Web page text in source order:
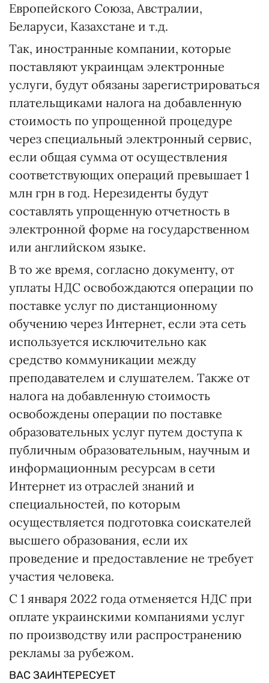
Европейского Союза, Австралии,
Беларуси, Казахстане и т.д.
Так, иностранные компании, которые
поставляют украинцам электронные
услуги, будут обязаны зарегистрироваться
плательщиками налога на добавленную
стоимость по упрощенной процедуре
через специальный электронный сервис,
если общая сумма от осуществления
соответствующих операций превышает 1
млн грн в год. Нерезиденты будут
составлять упрощенную отчетность в
электронной форме на государственном
или английском языке.
В то же время, согласно документу, от
уплаты НДС освобождаются операции по
поставке услуг по дистанционному
обучению через Интернет, если эта сеть
используется исключительно как
средство коммуникации между
преподавателем и слушателем. Также от
налога на добавленную стоимость
освобождены операции по поставке
образовательных услуг путем доступа к
публичным образовательным, научным и
информационным ресурсам в сети
Интернет из отраслей знаний и
специальностей, по которым
осуществляется подготовка соискателей
высшего образования, если их
проведение и предоставление не требует
участия человека.
С 1 января 2022 года отменяется НДС при
оплате украинскими компаниями услуг
по производству или распространению
рекламы за рубежом.
ВАС ЗАИНТЕРЕСУЕТ